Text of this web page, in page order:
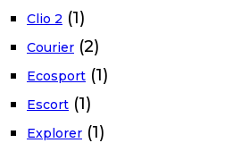
Clio 2 (1)
Courier (2)
Ecosport (1)
Escort (1)
Explorer (1)